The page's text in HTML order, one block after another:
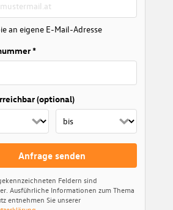
an eigene E-Mail-Adresse
*
(optional)
Anfrage senden
Feldern sind
Ausführliche Informationen zum Thema
entnehmen Sie unserer